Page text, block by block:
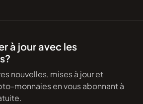
à jour avec les
nouvelles, mises à jour et
monnaies en vous abonnant à